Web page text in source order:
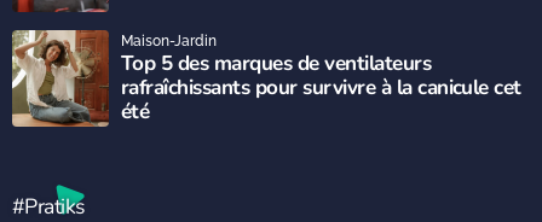
Top 5 des marques de ventilateurs
rafraîchissants pour survivre à la canicule cet
été
Maison-Jardin
#Pratiks